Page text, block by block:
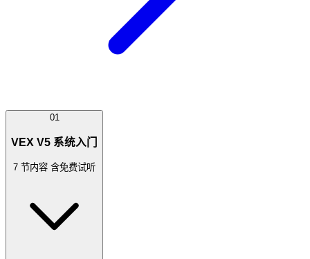
01
VEX V5 系统入门
7 节内容 含免费试听